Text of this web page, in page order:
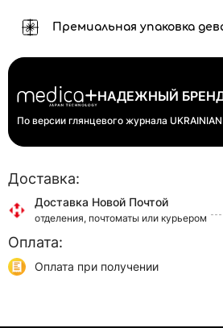
Премиальная упаковка
НАДЕЖНЫЙ
По версии глянцевого журнала
Доставка:
Доставка Новой Почтой
отделения, почтоматы или курьером
Доставка Укр Почтой
Оплата:
Оплата при получении